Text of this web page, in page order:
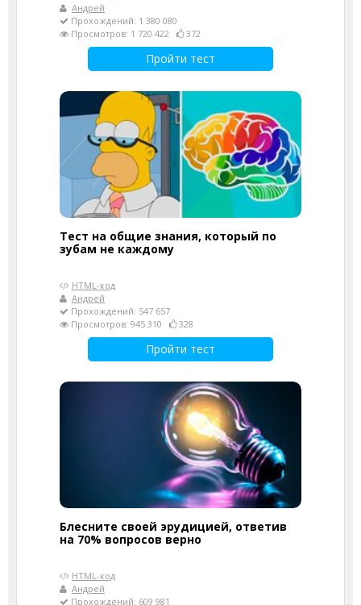
Андрей
Прохождений: 1 380 080
Просмотров: 1 720 422
372
Пройти тест
Тест на общие знания, который по
зубам не каждому
HTML-код
Андрей
Прохождений: 547 657
Просмотров: 945 310
328
Пройти тест
Блесните своей эрудицией, ответив
на 70% вопросов верно
HTML-код
Андрей
Прохождений: 609 981